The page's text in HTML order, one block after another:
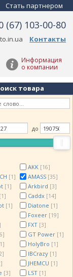
Стать партнером
(67) 103-00-80
Контакты
Информация
о компании
товара
до
AKK [16]
[1] AMASS [35]
[1] Arkbird [3]
[1] Caddx [14]
[1] Diatone [1]
Foxeer [19]
FXT [3]
GT Power [1]
HolyBro [1]
IBCrazy [1]
JHEMCU [1]
[3] LST [1]